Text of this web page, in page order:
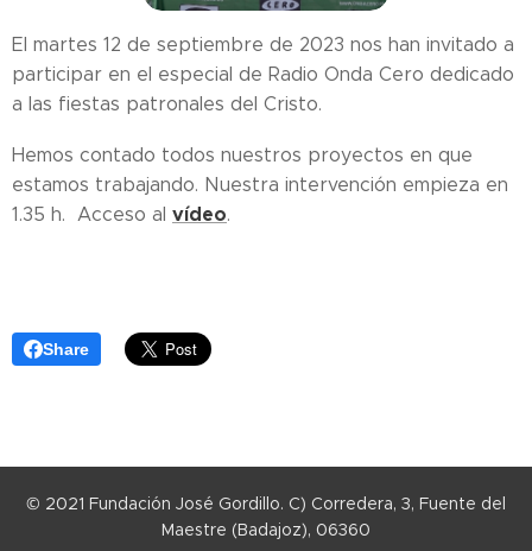
El martes 12 de septiembre de 2023 nos han invitado a
participar en el especial de Radio Onda Cero dedicado
a las fiestas patronales del Cristo.
Hemos contado todos nuestros proyectos en que
estamos trabajando. Nuestra intervención empieza en
1.35 h. Acceso al vídeo.
Share
© 2021 Fundación José Gordillo. C) Corredera, 3, Fuente del
Maestre (Badajoz), 06360